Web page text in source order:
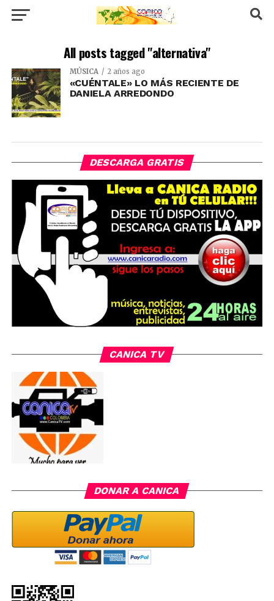
All posts tagged "alternativa"
MÚSICA 2 años ago
«CUÉNTALE» LO MÁS RECIENTE DE
DANIELA ARREDONDO
DESCARGA GRATIS
CANICA TV
DONAR A CANICA